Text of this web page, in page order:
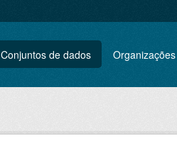
Conjuntos de dados Organizações